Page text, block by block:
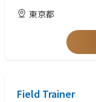
東京都
Field Trainer